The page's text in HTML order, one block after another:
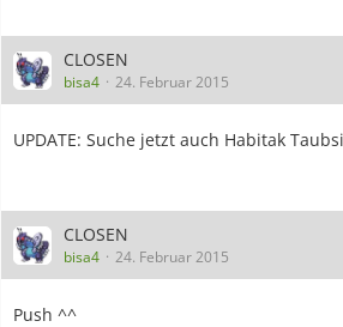
CLOSEN
bisa4 24. Februar 2015
UPDATE: Suche jetzt auch Habitak
CLOSEN
bisa4 24. Februar 2015
Push ^^